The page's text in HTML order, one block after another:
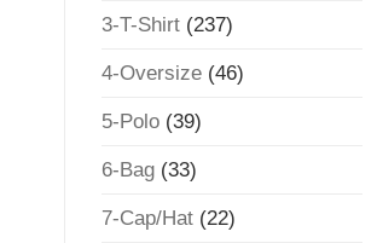
3-T-Shirt(237)
4-Oversize(46)
5-Polo(39)
6-Bag(33)
7-Cap/Hat(22)